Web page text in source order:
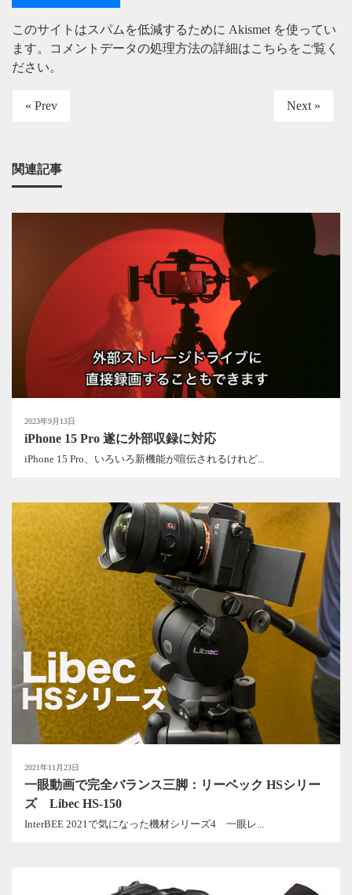
このサイトはスパムを低減するために Akismet を使ってい
ます。
コメントデータの処理方法の詳細はこちらをご覧く
ださい。
« Prev Next »
関連記事
2023年9月13日
iPhone 15 Pro 遂に外部収録に対応
iPhone 15 Pro、いろいろ新機能が喧伝されるけれど...
2021年11月23日
一眼動画で完全バランス三脚：リーベック HSシリー
ズ Libec HS-150
InterBEE 2021で気になった機材シリーズ4 一眼レ...